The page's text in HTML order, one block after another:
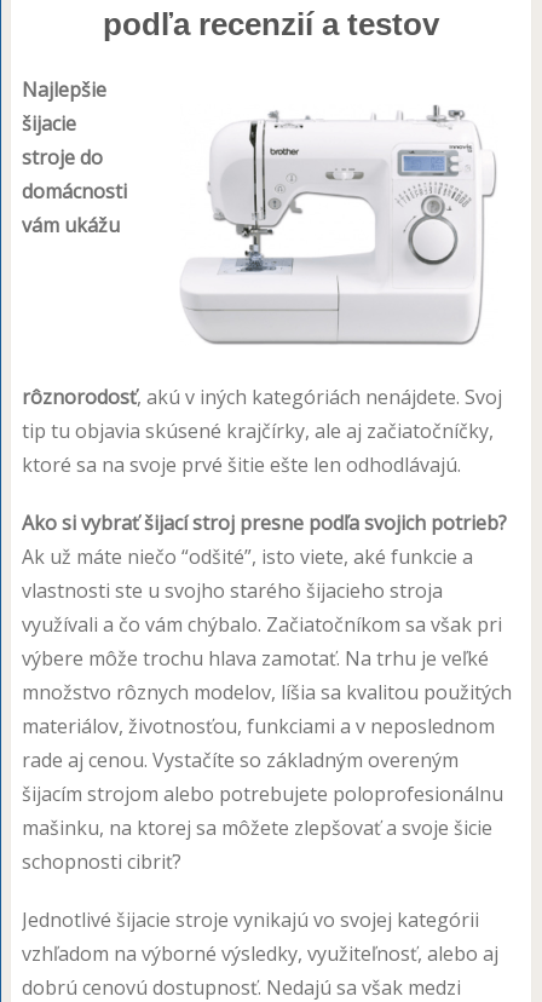
podľa recenzií a testov
Najlepšie
šijacie
stroje do
domácnosti
vám ukážu
rôznorodosť, akú v iných kategóriách nenájdete. Svoj
tip tu objavia skúsené krajčírky, ale aj začiatočníčky,
ktoré sa na svoje prvé šitie ešte len odhodlávajú.
Ako si vybrať šijací stroj presne podľa svojich potrieb?
Ak už máte niečo “odšité”, isto viete, aké funkcie a
vlastnosti ste u svojho starého šijacieho stroja
využívali a čo vám chýbalo. Začiatočníkom sa však pri
výbere môže trochu hlava zamotať. Na trhu je veľké
množstvo rôznych modelov, líšia sa kvalitou použitých
materiálov, životnosťou, funkciami a v neposlednom
rade aj cenou. Vystačíte so základným overeným
šijacím strojom alebo potrebujete poloprofesionálnu
mašinku, na ktorej sa môžete zlepšovať a svoje šicie
schopnosti cibriť?
Jednotlivé šijacie stroje vynikajú vo svojej kategórii
vzhľadom na výborné výsledky, využiteľnosť, alebo aj
dobrú cenovú dostupnosť. Nedajú sa však medzi